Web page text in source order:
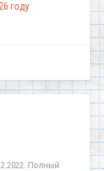
году
. Полный